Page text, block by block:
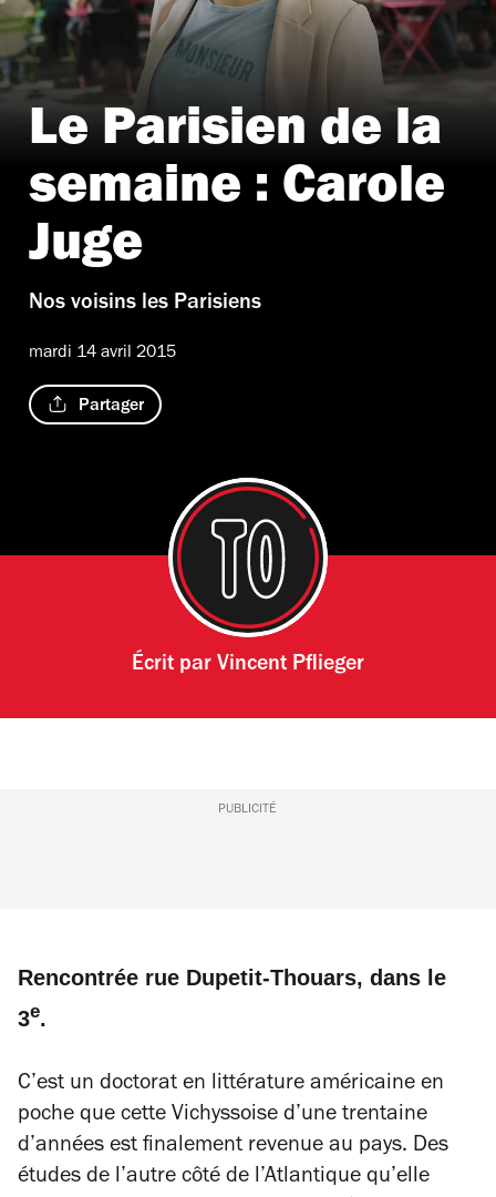
Le Parisien de la
semaine : Carole
Juge
Nos voisins les Parisiens
mardi 14 avril 2015
Partager
Écrit par Vincent Pflieger
PUBLICITÉ
Rencontrée rue Dupetit-Thouars, dans le
3e.
C’est un doctorat en littérature américaine en
poche que cette Vichyssoise d’une trentaine
d’années est finalement revenue au pays. Des
études de l’autre côté de l’Atlantique qu’elle